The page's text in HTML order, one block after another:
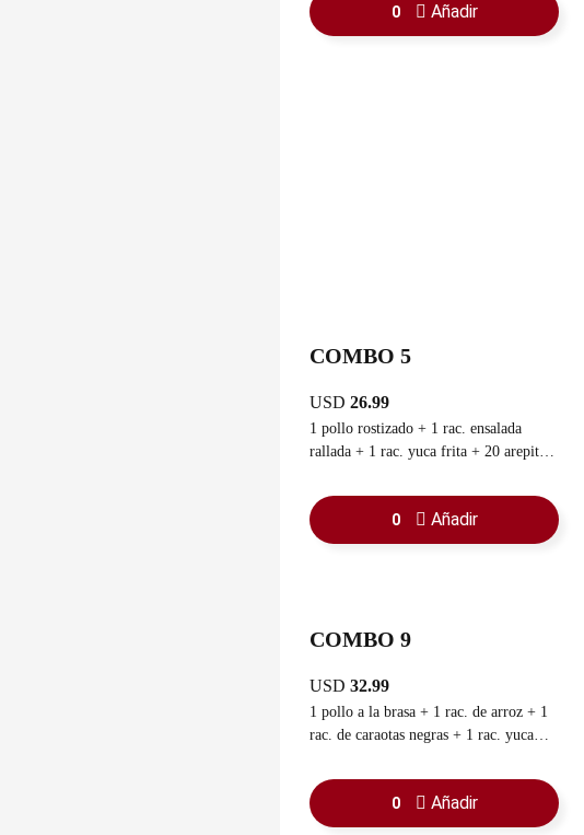
0 Añadir
COMBO 5
USD 26.99
1 pollo rostizado + 1 rac. ensalada
rallada + 1 rac. yuca frita + 20 arepitas
0 Añadir
COMBO 9
USD 32.99
1 pollo a la brasa + 1 rac. de arroz + 1
rac. de caraotas negras + 1 rac. yuca
guasacaca
0 Añadir